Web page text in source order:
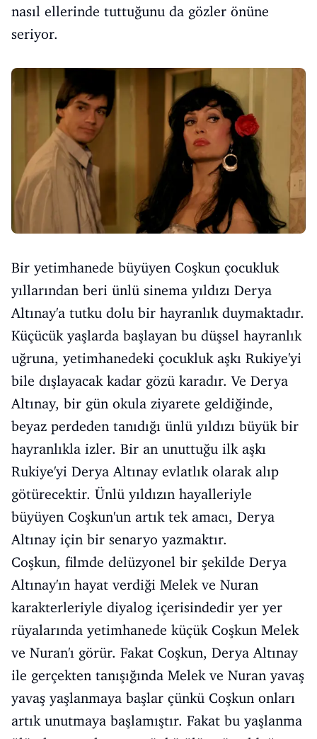
nasıl ellerinde tuttuğunu da gözler önüne
seriyor.
Bir yetimhanede büyüyen Coşkun çocukluk
yıllarından beri ünlü sinema yıldızı Derya
Altınay'a tutku dolu bir hayranlık duymaktadır.
Küçücük yaşlarda başlayan bu düşsel hayranlık
uğruna, yetimhanedeki çocukluk aşkı Rukiye'yi
bile dışlayacak kadar gözü karadır. Ve Derya
Altınay, bir gün okula ziyarete geldiğinde,
beyaz perdeden tanıdığı ünlü yıldızı büyük bir
hayranlıkla izler. Bir an unuttuğu ilk aşkı
Rukiye'yi Derya Altınay evlatlık olarak alıp
götürecektir. Ünlü yıldızın hayalleriyle
büyüyen Coşkun'un artık tek amacı, Derya
Altınay için bir senaryo yazmaktır.
Coşkun, filmde delüzyonel bir şekilde Derya
Altınay'ın hayat verdiği Melek ve Nuran
karakterleriyle diyalog içerisindedir yer yer
rüyalarında yetimhanede küçük Coşkun Melek
ve Nuran'ı görür. Fakat Coşkun, Derya Altınay
ile gerçekten tanışığında Melek ve Nuran yavaş
yavaş yaşlanmaya başlar çünkü Coşkun onları
artık unutmaya başlamıştır. Fakat bu yaşlanma